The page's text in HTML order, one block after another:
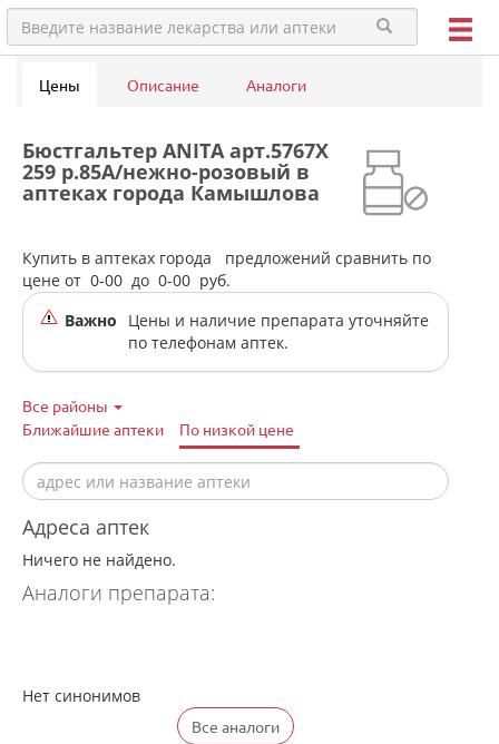
Цены Описание Аналоги
Бюстгальтер ANITA арт.5767X
259 р.85A/нежно-розовый в
аптеках города Камышлова
Купить в аптеках города
предложений сравнить по
цене от 0-00 до 0-00 руб.
Важно
Цены и наличие препарата уточняйте
по телефонам аптек.
Все районы
Ближайшие аптеки
По низкой цене
Адреса аптек
Ничего не найдено.
Аналоги препарата:
Нет синонимов
Все аналоги